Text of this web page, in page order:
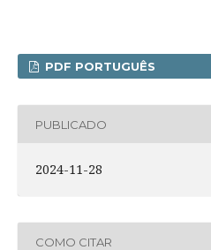
PDF PORTUGUÊS
PUBLICADO
2024-11-28
COMO CITAR